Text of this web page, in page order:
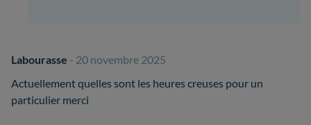
Labourasse - 20 novembre 2025
Actuellement quelles sont les heures creuses pour un
particulier merci